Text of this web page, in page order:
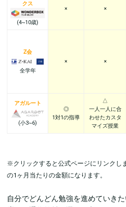
クス
(4~10歳)
× ×
Z会
全学年
× ×
アガルート
(小3~6)
◎
1対1の指導
△
一人一人に合
わせたカスタ
マイズ授業
※クリックすると公式ページにリンクし
の1ヶ月当たりの金額になります。
自分でどんどん勉強を進めていき